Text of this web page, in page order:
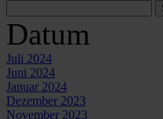
Datum
Juli 2024
Juni 2024
Januar 2024
Dezember 2023
November 2023